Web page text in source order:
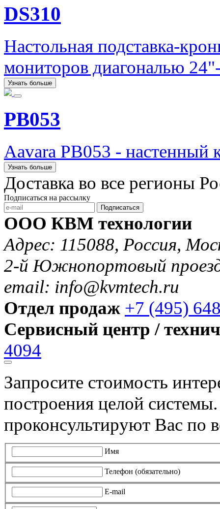
DS310
Настольная подставка-
мониторов диагональю
Узнать больше
PB053
Aavara PB053 - настенный
Узнать больше
Доставка во все регионы
Подписаться на рассылку
Подписаться
ООО КВМ технологии
Адрес: 115088, Россия,
2-й Южнопортовый
email: info@kvmtech.ru
Отдел продаж +7 (495)
Сервисный центр /
4094
Запросите стоимость
построения целой
проконсультируют Вас по
Имя
Телефон (обязательно)
E-mail